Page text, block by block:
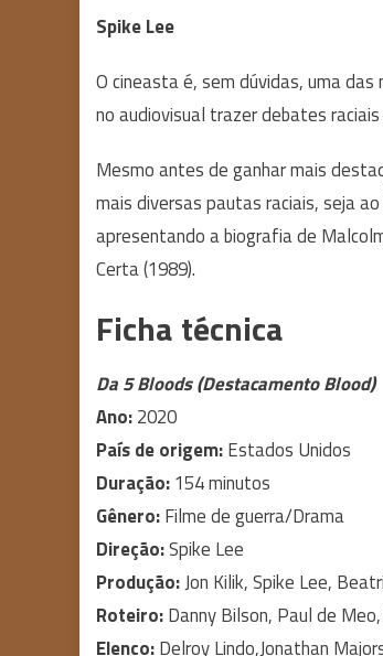
Spike Lee
O cineasta é, sem dúvidas, uma
no audiovisual trazer debates
Mesmo antes de ganhar mais
mais diversas pautas raciais, seja
apresentando a biografia de
Certa (1989).
Ficha técnica
Da 5 Bloods (Destacamento Blood)
Ano:2020
País de origem:Estados Unidos
Duração:154 minutos
Gênero:Filme de guerra/Drama
Direção:Spike Lee
Produção:Jon Kilik, Spike Lee,
Roteiro:Danny Bilson, Paul de
Elenco:Delroy Lindo,Jonathan